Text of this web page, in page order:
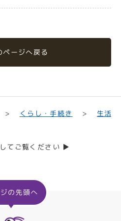
ページへ戻る
くらし・手続き 生活
てご覧ください ▶